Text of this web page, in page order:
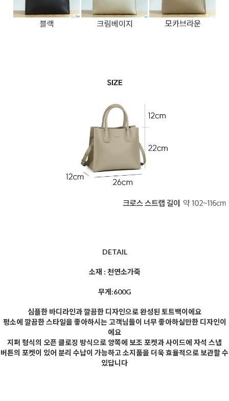
DETAIL
소재 : 천연소가죽
무게:600G
심플한 바디라인과 깔끔한 디자인으로 완성된 토트백이에요
평소에 깔끔한 스타일을 좋아하시는 고객님들이 너무 좋아하실만한 디자인이
에요
지퍼 형식의 오픈 클로징 방식으로 양쪽에 보조 포켓과 사이드에 자석 스냅
버튼의 포켓이 있어 분리 수납이 가능하고 소지품을 더욱 효율적으로 보관할 수
있답니다